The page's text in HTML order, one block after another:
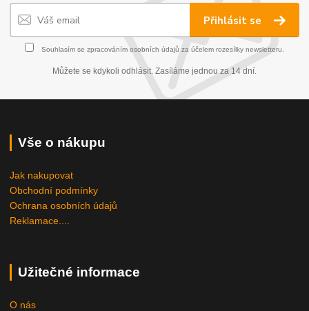
Přihlásit se
Souhlasím se zpracováním osobních údajů za účelem rozesílky newsletteru.
Můžete se kdykoli odhlásit. Zasíláme jednou za 14 dní.
Vše o nákupu
Jak nakupovat
Obchodní podmínky
Ochrana osobních údajů
Reklamace....
Užitečné informace
O nás